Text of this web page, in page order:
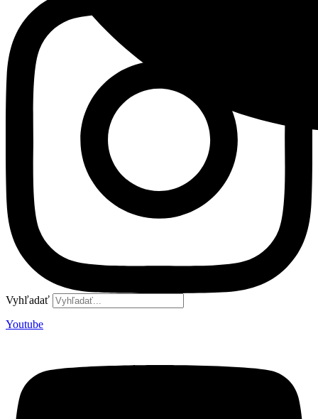
Vyhľadať
Youtube